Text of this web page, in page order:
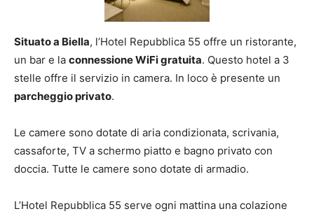
Situato a Biella, l’Hotel Repubblica 55 offre un ristorante,
un bar e la connessione WiFi gratuita. Questo hotel a 3
stelle offre il servizio in camera. In loco è presente un
parcheggio privato.
Le camere sono dotate di aria condizionata, scrivania,
cassaforte, TV a schermo piatto e bagno privato con
doccia. Tutte le camere sono dotate di armadio.
L’Hotel Repubblica 55 serve ogni mattina una colazione